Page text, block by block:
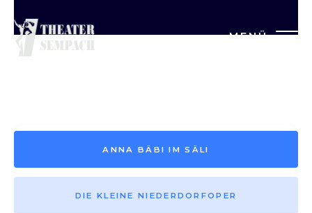
MENÜ
Saison vor 2013
ANNA BÄBI IM SÄLI
DIE KLEINE NIEDERDORFOPER